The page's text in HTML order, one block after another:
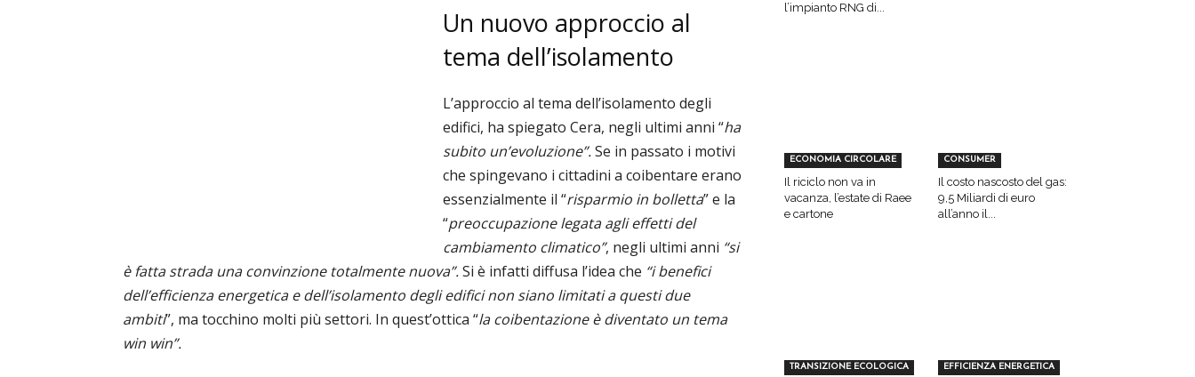
Un nuovo approccio al
tema dell’isolamento
L’approccio al tema dell’isolamento degli
edifici, ha spiegato Cera, negli ultimi anni “ha
subito un’evoluzione”.Se in passato i motivi
che spingevano i cittadini a coibentare erano
essenzialmente il “risparmio in bolletta” e la
“preoccupazione legata agli effetti del
cambiamento climatico”, negli ultimi anni “si
è fatta strada una convinzione totalmente nuova”.Si è infatti diffusa l’idea che “i benefici
dell’efficienza energetica e dell’isolamento degli edifici non siano limitati a questi due
ambiti”, ma tocchino molti più settori. In quest’ottica “la coibentazione è diventato un tema
win win”.
l’impianto RNG di...
ECONOMIA CIRCOLARE
Il riciclo non va in
vacanza, l’estate di Raee
e cartone
CONSUMER
Il costo nascosto del gas:
9,5 Miliardi di euro
all’anno il...
TRANSIZIONE ECOLOGICA EFFICIENZA ENERGETICA